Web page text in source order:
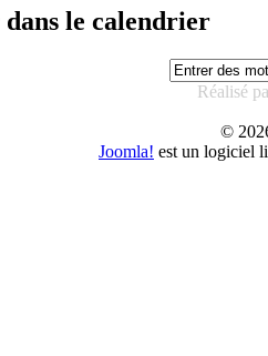
le calendrier
Réalisé
©
Joomla! est un logiciel